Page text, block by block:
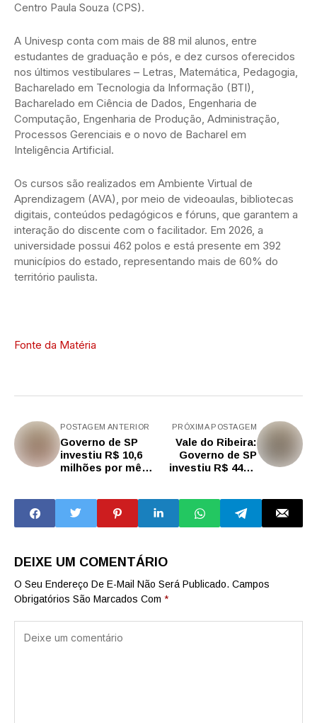
Centro Paula Souza (CPS).
A Univesp conta com mais de 88 mil alunos, entre
estudantes de graduação e pós, e dez cursos oferecidos
nos últimos vestibulares – Letras, Matemática, Pedagogia,
Bacharelado em Tecnologia da Informação (BTI),
Bacharelado em Ciência de Dados, Engenharia de
Computação, Engenharia de Produção, Administração,
Processos Gerenciais e o novo de Bacharel em
Inteligência Artificial.
Os cursos são realizados em Ambiente Virtual de
Aprendizagem (AVA), por meio de videoaulas, bibliotecas
digitais, conteúdos pedagógicos e fóruns, que garantem a
interação do discente com o facilitador. Em 2026, a
universidade possui 462 polos e está presente em 392
municípios do estado, representando mais de 60% do
território paulista.
Fonte da Matéria
POSTAGEM ANTERIOR
Governo de SP
investiu R$ 10,6
milhões por mês
municipais
PRÓXIMA POSTAGEM
Vale do Ribeira:
Governo de SP
investiu R$ 447,6
municipais
DEIXE UM COMENTÁRIO
O Seu Endereço De E-Mail Não Será Publicado. Campos
Obrigatórios São Marcados Com *